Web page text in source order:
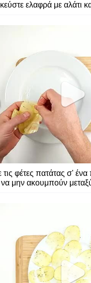
ελαφρά με αλάτι
τις φέτες πατάτας σ'
μην ακουμπούν